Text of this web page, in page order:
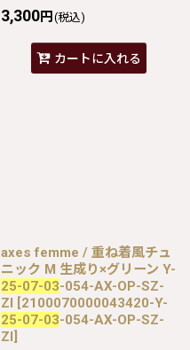
3,300円 (税込)
カートに入れる
axes femme / 重ね着風チュ
ニック M 生成り×グリーン Y-
25-07-03-054-AX-OP-SZ-
ZI [2100070000043420-Y-
25-07-03-054-AX-OP-SZ-
ZI]